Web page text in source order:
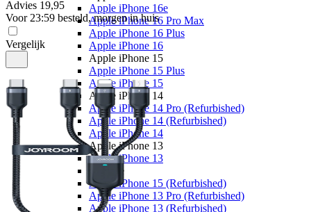
Apple iPhone 16e
Apple iPhone 16 Pro Max
Apple iPhone 16 Plus
Apple iPhone 16
Apple iPhone 15
Apple iPhone 15 Plus
Apple iPhone 15
Apple iPhone 14
Apple iPhone 14 Pro (Refurbished)
Apple iPhone 14 (Refurbished)
Apple iPhone 14
Apple iPhone 13
Apple iPhone 13
Overige
Apple iPhone 15 (Refurbished)
Apple iPhone 13 Pro (Refurbished)
Apple iPhone 13 (Refurbished)
Advies 19,95
Voor 23:59 besteld, morgen in huis
Vergelijk